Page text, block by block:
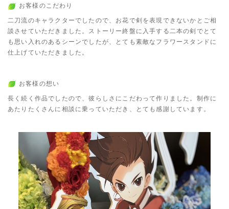
お客様のこだわり
二刀流のキャラクターでしたので、お花で剣を表現できないかとご相
談させていただきました。ストーリー終盤に入手する二本の剣でとて
も思い入れのあるシーンでしたが、とても素敵なフラワースタンドに
仕上げていただきました。
お客様の想い
長く続く作品でしたので、彼らしさにこだわって作りました。制作に
あたりたくさんに相談に乗っていただき、とても感謝しています。